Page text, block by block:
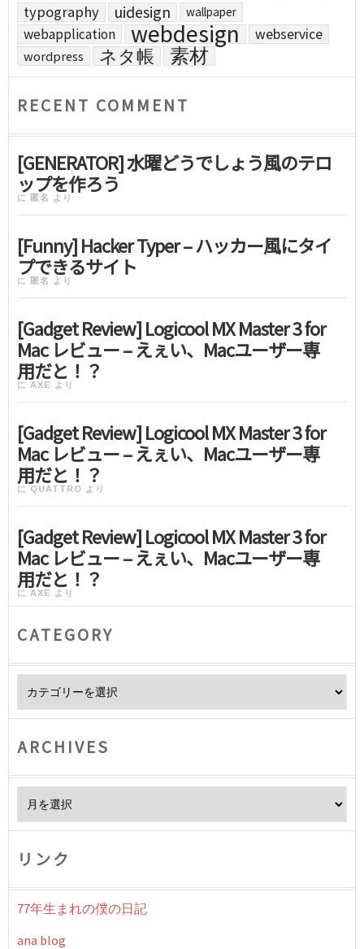
typography uidesign wallpaper
webapplication webdesign webservice
wordpress ネタ帳 素材
RECENT COMMENT
[GENERATOR] 水曜どうでしょう風のテロ
ップを作ろう
に 匿名 より
[Funny] Hacker Typer – ハッカー風にタイ
プできるサイト
に 匿名 より
[Gadget Review] Logicool MX Master 3 for
Mac レビュー – えぇい、Macユーザー専
用だと！？
に AXE より
[Gadget Review] Logicool MX Master 3 for
Mac レビュー – えぇい、Macユーザー専
用だと！？
に QUATTRO より
[Gadget Review] Logicool MX Master 3 for
Mac レビュー – えぇい、Macユーザー専
用だと！？
に AXE より
CATEGORY
ARCHIVES
リンク
77年生まれの僕の日記
ana blog